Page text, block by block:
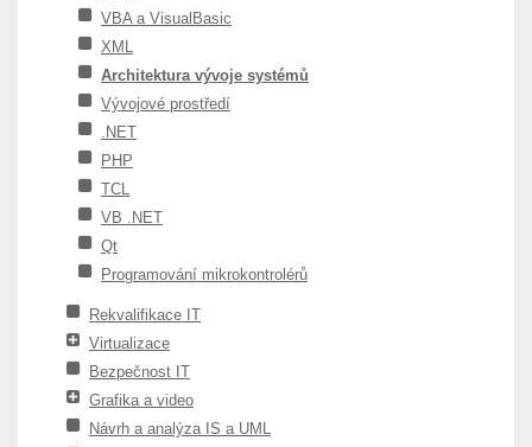
VBA a VisualBasic
XML
Architektura vývoje systémů
Vývojové prostředí
.NET
PHP
TCL
VB .NET
Qt
Programování mikrokontrolérů
Rekvalifikace IT
Virtualizace
Bezpečnost IT
Grafika a video
Návrh a analýza IS a UML